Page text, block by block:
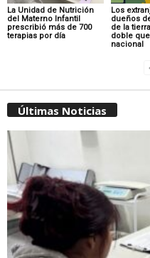
La Unidad de Nutrición
del Materno Infantil
prescribió más de 700
terapias por día
Los
dueños
de la
doble
nacional
Últimas Noticias